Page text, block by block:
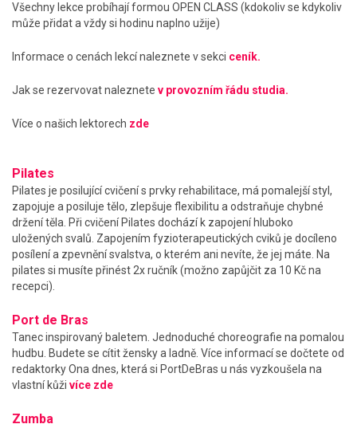
Všechny lekce probíhají formou OPEN CLASS (kdokoliv se kdykoliv
může přidat a vždy si hodinu naplno užije)
Informace o cenách lekcí naleznete v sekci ceník.
Jak se rezervovat naleznete v provozním řádu studia.
Více o našich lektorech zde
Pilates
Pilates je posilující cvičení s prvky rehabilitace, má pomalejší styl,
zapojuje a posiluje tělo, zlepšuje flexibilitu a odstraňuje chybné
držení těla. Při cvičení Pilates dochází k zapojení hluboko
uložených svalů. Zapojením fyzioterapeutických cviků je docíleno
posílení a zpevnění svalstva, o kterém ani nevíte, že jej máte. Na
pilates si musíte přinést 2x ručník (možno zapůjčit za 10 Kč na
recepci).
Port de Bras
Tanec inspirovaný baletem. Jednoduché choreografie na pomalou
hudbu. Budete se cítit žensky a ladně. Více informací se dočtete od
redaktorky Ona dnes, která si PortDeBras u nás vyzkoušela na
vlastní kůži více zde
Zumba